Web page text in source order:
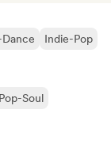
Indie-Pop
Pop-Soul